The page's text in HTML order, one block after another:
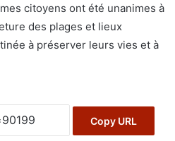
citoyens ont été unanimes à
des plages et lieux
à préserver leurs vies et à
Copy URL